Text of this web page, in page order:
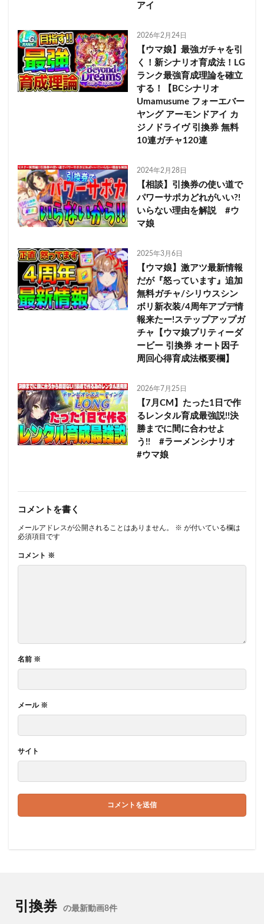
アイ
2026年2月24日
【ウマ娘】最強ガチャを引
く！新シナリオ育成法！LG
ランク最強育成理論を確立
する！【BCシナリオ
Umamusume フォーエバー
ヤング アーモンドアイ カ
ジノドライヴ 引換券 無料
10連ガチャ120連
2024年2月28日
【相談】引換券の使い道で
パワーサポカどれがいい?!
いらない理由を解説 #ウ
マ娘
2025年3月6日
【ウマ娘】激アツ最新情報
だが『怒っています』追加
無料ガチャ/シリウスシン
ボリ新衣装/4周年アプデ情
報来たー!ステップアップガ
チャ【ウマ娘プリティーダ
ービー 引換券 オート因子
周回心得育成法概要欄】
2026年7月25日
【7月CM】たった1日で作
るレンタル育成最強説!!決
勝までに間に合わせよ
う!! #ラーメンシナリオ
#ウマ娘
コメントを書く
メールアドレスが公開されることはありません。 ※ が付いている欄は
必須項目です
コメント ※
名前 ※
メール ※
サイト
引換券 の最新動画8件